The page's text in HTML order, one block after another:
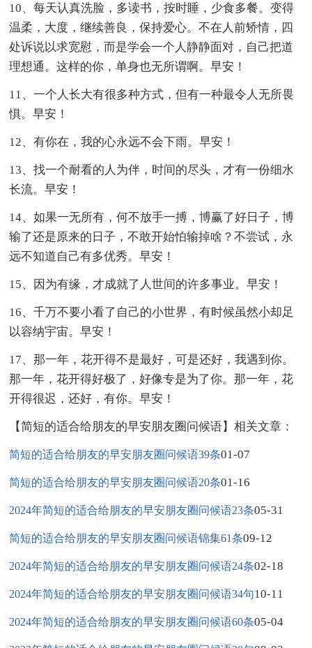
10、每天认真洗脸，多读书，按时睡，少食多餐。变得
温柔，大度，继续善良，保持爱心。不在人前矫情，四
处诉说以求宽慰，而是学会一个人静静面对，自己把道
理想通。这样的你，单身也无所谓啊。早安！
11、一个人长大有很多种方式，但有一种最令人无所畏
惧。早安！
12、有你在，我的心永远不会下雨。早安！
13、找一个耐看的人为伴，时间的尽头，才有一份细水
长流。早安！
14、如果一无所有，何不放手一搏，博赢了好日子，博
输了还是原来的日子，不敢开始怕输掉啥？不尝试，永
远不知道自己有多优秀。早安！
15、因为有缘，才成就了人世间的许多事业。早安！
16、千万不要小看了自己的小世界，有时候虽然小却足
以容纳宇宙。早安！
17、那一年，花开得不是最好，可是还好，我遇到你。
那一年，花开得好极了，好像专是为了你。那一年，花
开得很迟，还好，有你。早安！
【简短的适合给朋友的早安朋友圈问候语】相关文章：
简短的适合给朋友的早安朋友圈问候语39条01-07
简短的适合给朋友的早安朋友圈问候语20条01-16
2024年简短的适合给朋友的早安朋友圈问候语23条05-31
简短的适合给朋友的早安朋友圈问候语锦集61条09-12
2024年简短的适合给朋友的早安朋友圈问候语24条02-18
2024年简短的适合给朋友的早安朋友圈问候语34句10-11
2024年简短的适合给朋友的早安朋友圈问候语60条05-04